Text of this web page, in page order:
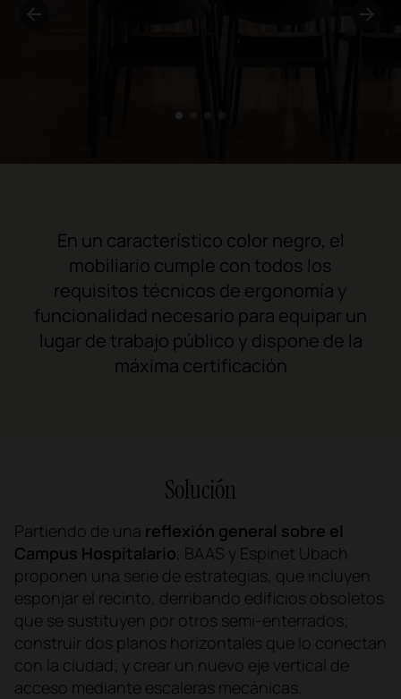
1
En un característico color negro, el
mobiliario cumple con todos los
requisitos técnicos de ergonomía y
funcionalidad necesario para equipar un
lugar de trabajo público y dispone de la
máxima certificación
Solución
Partiendo de una reflexión general sobre el
Campus Hospitalario, BAAS y Espinet Ubach
proponen una serie de estrategias, que incluyen
esponjar el recinto, derribando edificios obsoletos
que se sustituyen por otros semi-enterrados;
construir dos planos horizontales que lo conectan
con la ciudad; y crear un nuevo eje vertical de
acceso mediante escaleras mecánicas.